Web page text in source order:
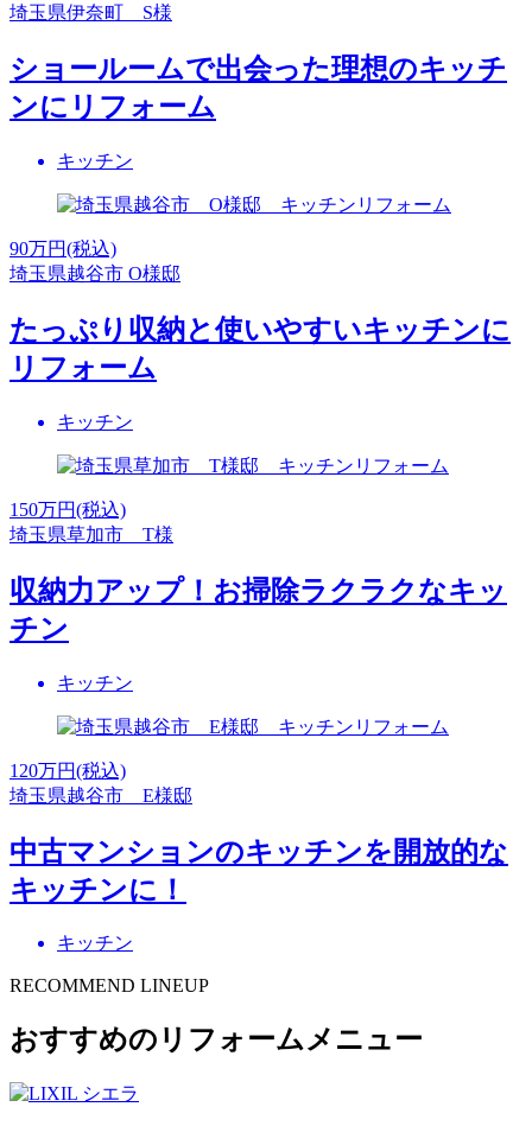
埼玉県伊奈町 S様
ショールームで出会った理想のキッチ
ンにリフォーム
キッチン
90万円(税込)
埼玉県越谷市 O様邸
たっぷり収納と使いやすいキッチンに
リフォーム
キッチン
150万円(税込)
埼玉県草加市 T様
収納力アップ！お掃除ラクラクなキッ
チン
キッチン
120万円(税込)
埼玉県越谷市 E様邸
中古マンションのキッチンを開放的な
キッチンに！
キッチン
RECOMMEND LINEUP
おすすめのリフォームメニュー